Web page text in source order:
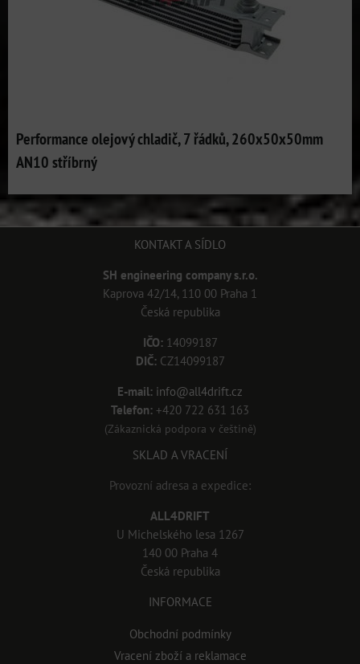
Performance olejový chladič, 7 řádků, 260x50x50mm
AN10 stříbrný
KONTAKT A SÍDLO
SH engineering company s.r.o.
Kaprova 42/14, 110 00 Praha 1
Česká republika
IČO:14099187
DIČ:CZ14099187
E-mail: info@all4drift.cz
Telefon: +420 722 631 163
(Zákaznická podpora v češtině)
SKLAD A VRACENÍ
Provozní adresa a expedice:
ALL4DRIFT
U Michelského lesa 1267
140 00 Praha 4
Česká republika
INFORMACE
Obchodní podmínky
Vracení zboží a reklamace